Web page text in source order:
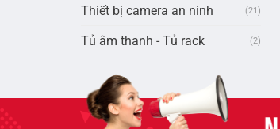
Thiết bị camera an ninh (21)
Tủ âm thanh - Tủ rack (2)